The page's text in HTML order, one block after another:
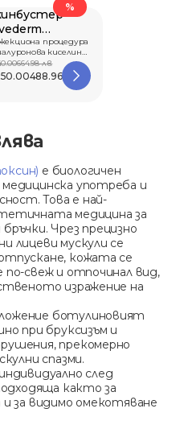
%
процедура
киселина
664.98 лв.
488.96 лв.
е биологичен
употреба и
Това е най-
медицина за
Чрез прецизно
лицеви мускули се
кожата се
свеж и отпочинал вид,
изражение на
ботулиновият
при бруксизъм и
прекомерно
спазми.
след
както за
за видимо омекотяване